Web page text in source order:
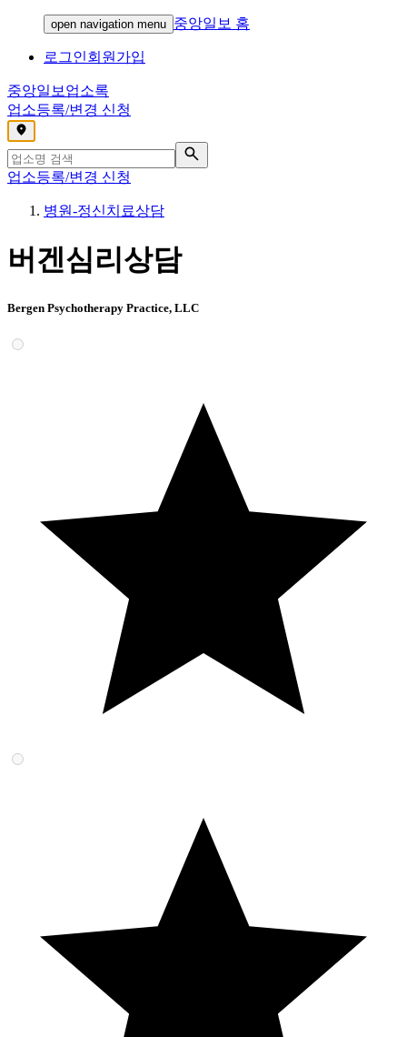
open navigation menu 중앙일보 홈
로그인회원가입
중앙일보 업소록
업소등록/변경 신청
,
업소등록/변경 신청
병원-정신치료상담
버겐심리상담
Bergen Psychotherapy Practice, LLC